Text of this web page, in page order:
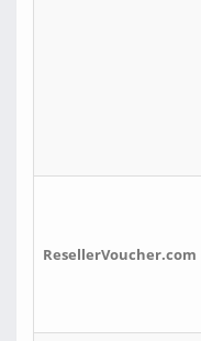
ResellerVoucher.com